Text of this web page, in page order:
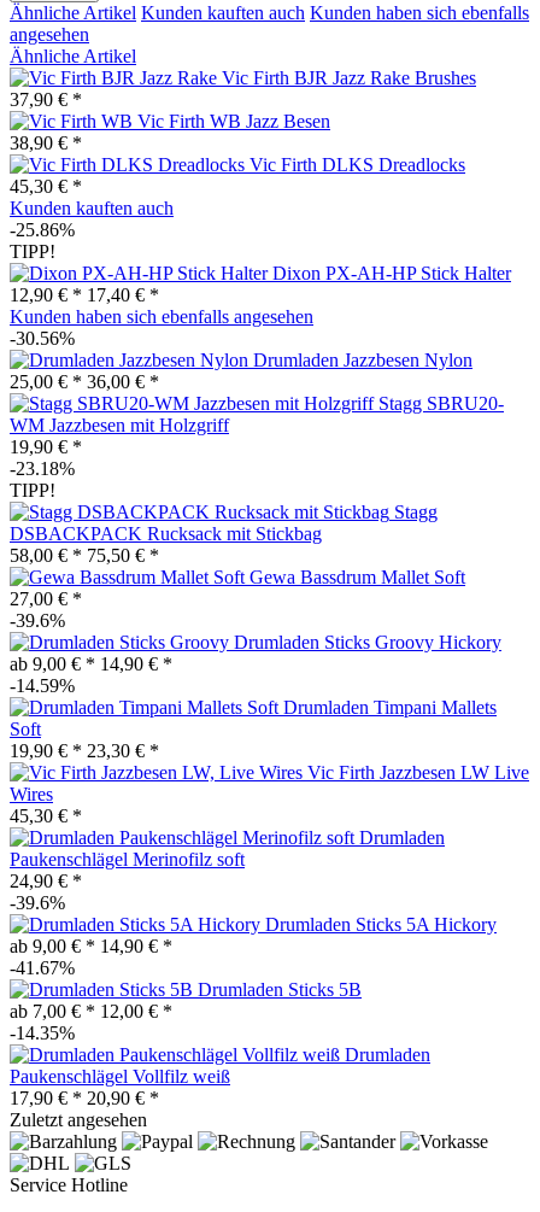
Ähnliche Artikel Kunden kauften auch Kunden haben sich ebenfalls
angesehen
Ähnliche Artikel
Vic Firth BJR Jazz Rake Brushes
37,90 € *
Vic Firth WB Jazz Besen
38,90 € *
Vic Firth DLKS Dreadlocks
45,30 € *
Kunden kauften auch
-25.86%
TIPP!
Dixon PX-AH-HP Stick Halter
12,90 € * 17,40 € *
Kunden haben sich ebenfalls angesehen
-30.56%
Drumladen Jazzbesen Nylon
25,00 € * 36,00 € *
Stagg SBRU20-
WM Jazzbesen mit Holzgriff
19,90 € *
-23.18%
TIPP!
Stagg
DSBACKPACK Rucksack mit Stickbag
58,00 € * 75,50 € *
Gewa Bassdrum Mallet Soft
27,00 € *
-39.6%
Drumladen Sticks Groovy Hickory
ab 9,00 € * 14,90 € *
-14.59%
Drumladen Timpani Mallets
Soft
19,90 € * 23,30 € *
Vic Firth Jazzbesen LW Live
Wires
45,30 € *
Drumladen
Paukenschlägel Merinofilz soft
24,90 € *
-39.6%
Drumladen Sticks 5A Hickory
ab 9,00 € * 14,90 € *
-41.67%
Drumladen Sticks 5B
ab 7,00 € * 12,00 € *
-14.35%
Drumladen
Paukenschlägel Vollfilz weiß
17,90 € * 20,90 € *
Zuletzt angesehen
Service Hotline